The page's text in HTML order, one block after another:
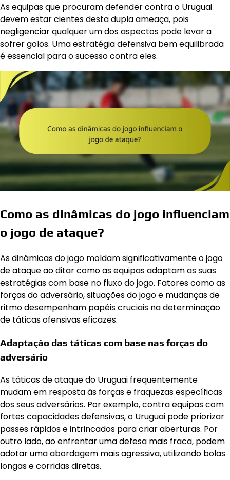
As equipas que procuram defender contra o Uruguai
devem estar cientes desta dupla ameaça, pois
negligenciar qualquer um dos aspectos pode levar a
sofrer golos. Uma estratégia defensiva bem equilibrada
é essencial para o sucesso contra eles.
Como as dinâmicas do jogo influenciam
o jogo de ataque?
As dinâmicas do jogo moldam significativamente o jogo
de ataque ao ditar como as equipas adaptam as suas
estratégias com base no fluxo do jogo. Fatores como as
forças do adversário, situações do jogo e mudanças de
ritmo desempenham papéis cruciais na determinação
de táticas ofensivas eficazes.
Adaptação das táticas com base nas forças do
adversário
As táticas de ataque do Uruguai frequentemente
mudam em resposta às forças e fraquezas específicas
dos seus adversários. Por exemplo, contra equipas com
fortes capacidades defensivas, o Uruguai pode priorizar
passes rápidos e intrincados para criar aberturas. Por
outro lado, ao enfrentar uma defesa mais fraca, podem
adotar uma abordagem mais agressiva, utilizando bolas
longas e corridas diretas.